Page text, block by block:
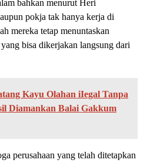
bahkan menurut Heri
pokja tak hanya kerja di
mereka tetap menuntaskan
bisa dikerjakan langsung dari
Kayu Olahan iIegal Tanpa
Diamankan Balai Gakkum
perusahaan yang telah ditetapkan